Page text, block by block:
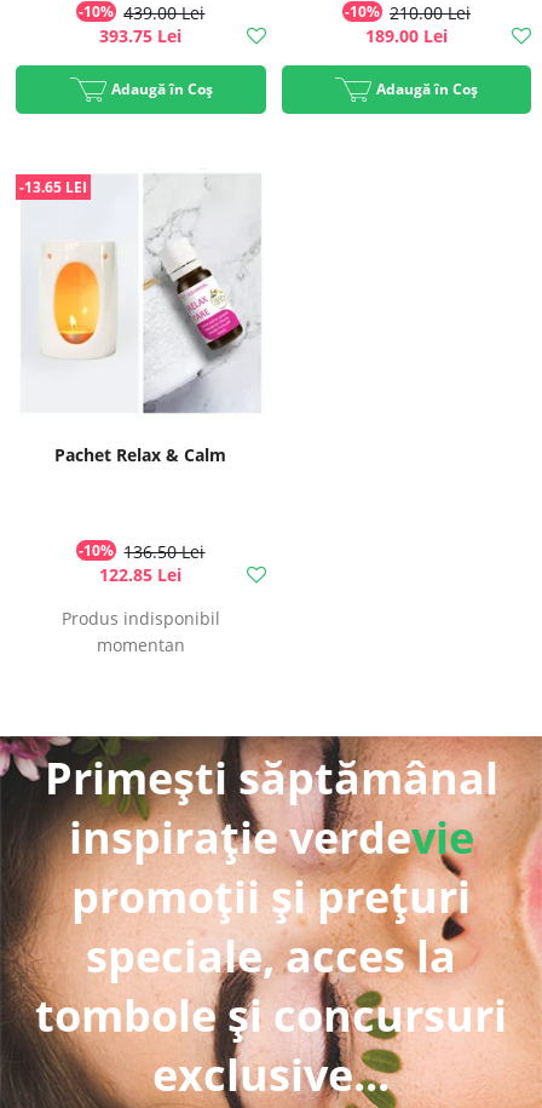
-10% 439.00 Lei
393.75 Lei
Adaugă în Coș
-10% 210.00 Lei
189.00 Lei
Adaugă în Coș
Pachet Relax & Calm
-10% 136.50 Lei
-13.65 LEI
122.85 Lei
Produs indisponibil
momentan
Primești săptămânal
inspirație verdevie
promoții și prețuri
speciale, acces la
tombole și concursuri
exclusive...